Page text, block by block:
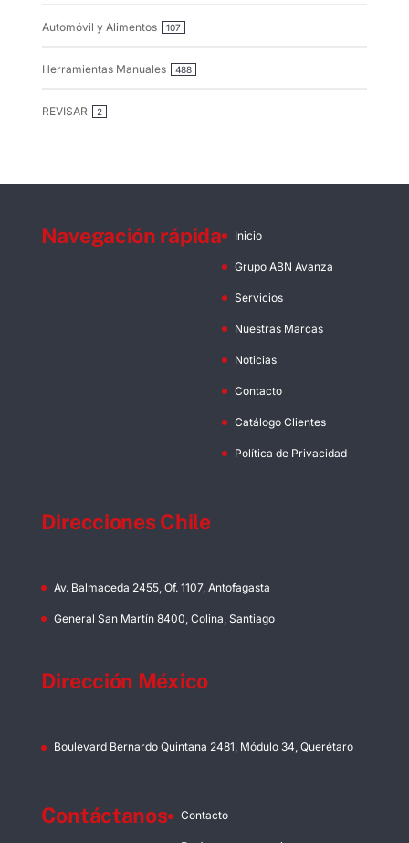
Automóvil y Alimentos 107
Herramientas Manuales 488
REVISAR 2
Navegación rápida Inicio
Grupo ABN Avanza
Servicios
Nuestras Marcas
Noticias
Contacto
Catálogo Clientes
Política de Privacidad
Direcciones Chile
Av. Balmaceda 2455, Of. 1107, Antofagasta
General San Martín 8400, Colina, Santiago
Dirección México
Boulevard Bernardo Quintana 2481, Módulo 34, Querétaro
Contáctanos Contacto